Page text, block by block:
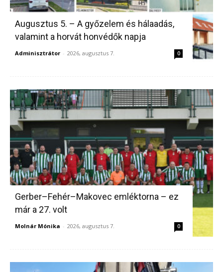
Augusztus 5. – A győzelem és hálaadás,
valamint a horvát honvédők napja
Adminisztrátor - 2026, augusztus 7. 0
Gerber–Fehér–Makovec emléktorna – ez
már a 27. volt
Molnár Mónika - 2026, augusztus 7. 0